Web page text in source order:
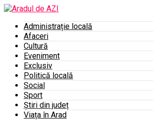
Administrație locală
Afaceri
Cultură
Eveniment
Exclusiv
Politică locală
Social
Sport
Știri din județ
Viața în Arad